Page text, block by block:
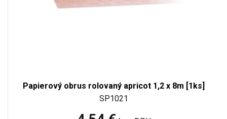
Papierový obrus rolovaný apricot 1,2 x 8m [1ks]
SP1021